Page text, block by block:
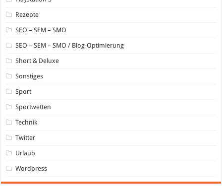
Rezepte
SEO – SEM – SMO
SEO – SEM – SMO / Blog-Optimierung
Short & Deluxe
Sonstiges
Sport
Sportwetten
Technik
Twitter
Urlaub
Wordpress